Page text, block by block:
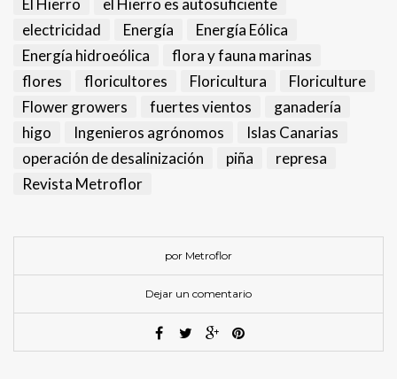
El Hierro
el Hierro es autosuficiente
electricidad
Energía
Energía Eólica
Energía hidroeólica
flora y fauna marinas
flores
floricultores Floricultura
Floriculture
Flower growers
fuertes vientos
ganadería
higo
Ingenieros agrónomos
Islas Canarias
operación de desalinización
piña
represa
Revista Metroflor
por Metroflor
Dejar un comentario